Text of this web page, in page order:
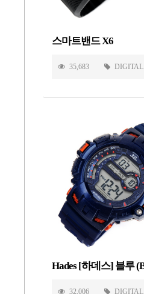
스마트밴드 X6
35,683 DIGITAL
32,006 DIGITAL